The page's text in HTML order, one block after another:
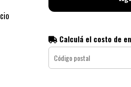
Calculá el costo de